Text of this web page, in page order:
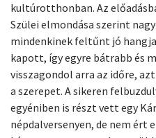
kultúrotthonban. Az
Szülei elmondása szerint
mindenkinek feltűnt jó
kapott, így egyre bátrabb és
visszagondol arra az időre,
a szerepet. A sikeren
egyéniben is részt vett egy
népdalversenyen, de nem ért